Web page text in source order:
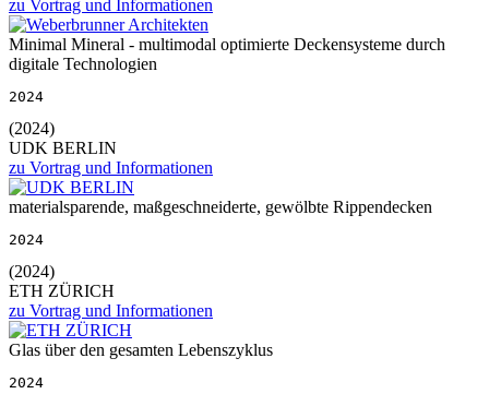
zu Vortrag und Informationen
Minimal Mineral - multimodal optimierte Deckensysteme durch
digitale Technologien
2024
(2024)
UDK BERLIN
zu Vortrag und Informationen
materialsparende, maßgeschneiderte, gewölbte Rippendecken
2024
(2024)
ETH ZÜRICH
zu Vortrag und Informationen
Glas über den gesamten Lebenszyklus
2024